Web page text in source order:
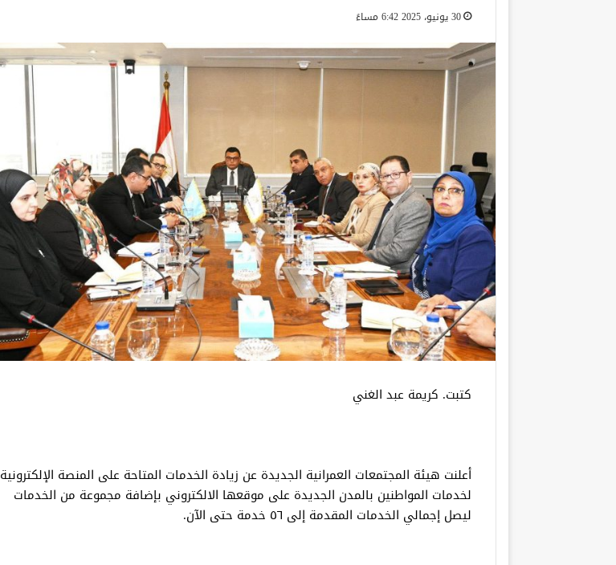
30 يونيو، 2025 6:42 مساءً
كتبت. كريمة عبد الغني
أعلنت هيئة المجتمعات العمرانية الجديدة عن زيادة الخدمات المتاحة على المنصة الإلكترونية
لخدمات المواطنين بالمدن الجديدة على موقعها الالكتروني بإضافة مجموعة من الخدمات
ليصل إجمالي الخدمات المقدمة إلى ٥٦ خدمة حتى الآن.